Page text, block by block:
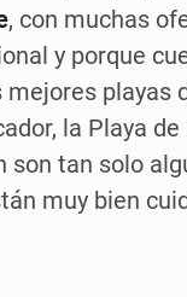
, con muchas
y porque
mejores playas
la Playa
son tan solo
muy bien